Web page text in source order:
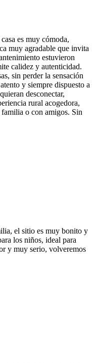
es muy cómoda,
muy agradable que invita
estuvieron
calidez y autenticidad.
sin perder la sensación
y siempre dispuesto a
desconectar,
rural acogedora,
familia o con amigos. Sin
el sitio es muy bonito y
los niños, ideal para
y muy serio, volveremos